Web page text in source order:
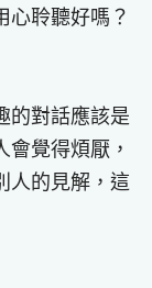
心聆聽好嗎？
的對話應該是
覺得煩厭，
人的見解，這